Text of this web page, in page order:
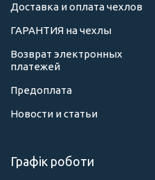
Доставка и оплата чехлов
ГАРАНТИЯ на чехлы
Возврат электронных
платежей
Предоплата
Новости и статьи
Графік роботи